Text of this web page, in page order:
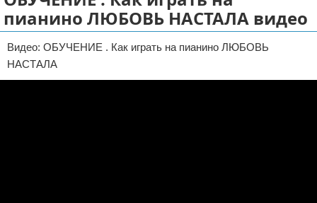
Отказ от ответственности
пианино ЛЮБОВЬ НАСТАЛА видео
Видео: ОБУЧЕНИЕ . Как играть на пианино ЛЮБОВЬ
НАСТАЛА